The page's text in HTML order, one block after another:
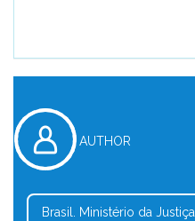
AUTHOR
Brasil. Ministério da Justiça